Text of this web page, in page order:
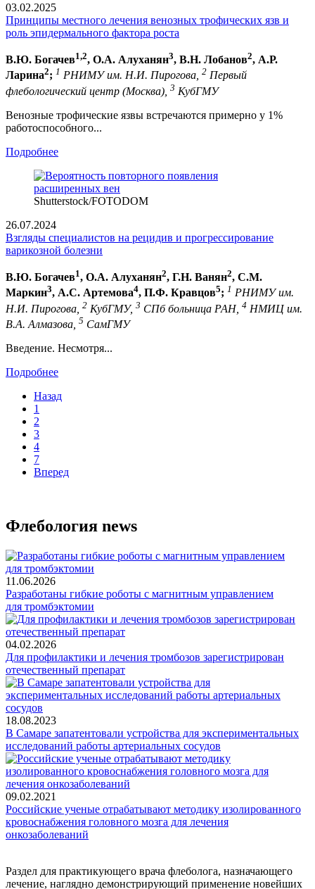
03.02.2025
Принципы местного лечения венозных трофических язв и
роль эпидермального фактора роста
В.Ю. Богачев1,2, О.А. Алуханян3, В.Н. Лобанов2, А.Р.
Ларина2; 1 РНИМУ им. Н.И. Пирогова, 2 Первый
флебологический центр (Москва), 3 КубГМУ
Венозные трофические язвы встречаются примерно у 1%
работоспособного...
Подробнее
Shutterstoсk/FOTODOM
26.07.2024
Взгляды специалистов на рецидив и прогрессирование
варикозной болезни
В.Ю. Богачев1, О.А. Алуханян2, Г.Н. Ванян2, С.М.
Маркин3, А.С. Артемова4, П.Ф. Кравцов5; 1 РНИМУ им.
Н.И. Пирогова, 2 КубГМУ, 3 СПб больница РАН, 4 НМИЦ им.
В.А. Алмазова, 5 СамГМУ
Введение. Несмотря...
Подробнее
Назад
1
2
3
4
7
Вперед
Флебология news
11.06.2026
Разработаны гибкие роботы с магнитным управлением
для тромбэктомии
04.02.2026
Для профилактики и лечения тромбозов зарегистрирован
отечественный препарат
18.08.2023
В Самаре запатентовали устройства для экспериментальных
исследований работы артериальных сосудов
09.02.2021
Российские ученые отрабатывают методику изолированного
кровоснабжения головного мозга для лечения
онкозаболеваний
Раздел для практикующего врача флеболога, назначающего
лечение, наглядно демонстрирующий применение новейших